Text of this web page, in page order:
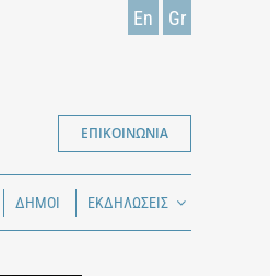
En Gr
ΕΠΙΚΟΙΝΩΝΙΑ
ΔΗΜΟΙ ΕΚΔΗΛΩΣΕΙΣ